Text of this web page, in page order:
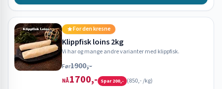
For den kresne
Klippfisk loins 2kg
Vi har og mange andre varianter med klippfisk.
Før1900,-
NÅ1700,- Spar200,- (850,-/kg)